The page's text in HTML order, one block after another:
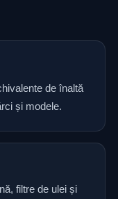
de înaltă
și modele.
filtre de ulei și